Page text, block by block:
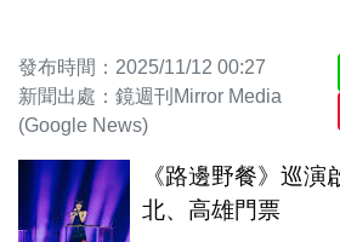
發布時間：2025/11/12 00:27
新聞出處：鏡週刊Mirror Media
(Google News)
《路邊野餐》巡
北、高雄門票